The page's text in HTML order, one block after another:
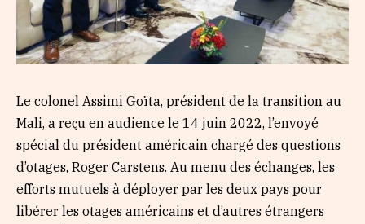
Le colonel Assimi Goïta, président de la transition au
Mali, a reçu en audience le 14 juin 2022, l’envoyé
spécial du président américain chargé des questions
d’otages, Roger Carstens. Au menu des échanges, les
efforts mutuels à déployer par les deux pays pour
libérer les otages américains et d’autres étrangers